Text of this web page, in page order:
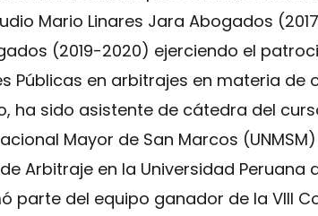
Mario Linares Jara Abogados
(2019-2020) ejerciendo el
Públicas en arbitrajes en materia de
ha sido asistente de cátedra del
Mayor de San Marcos
Arbitraje en la Universidad Peruana
parte del equipo ganador de la VIII